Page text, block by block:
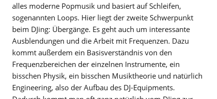
alles moderne Popmusik und basiert auf Schleifen,
sogenannten Loops. Hier liegt der zweite Schwerpunkt
beim DJing: Übergänge. Es geht auch um interessante
Ausblendungen und die Arbeit mit Frequenzen. Dazu
kommt außerdem ein Basisverständnis von den
Frequenzbereichen der einzelnen Instrumente, ein
bisschen Physik, ein bisschen Musiktheorie und natürlich
Engineering, also der Aufbau des DJ-Equipments.